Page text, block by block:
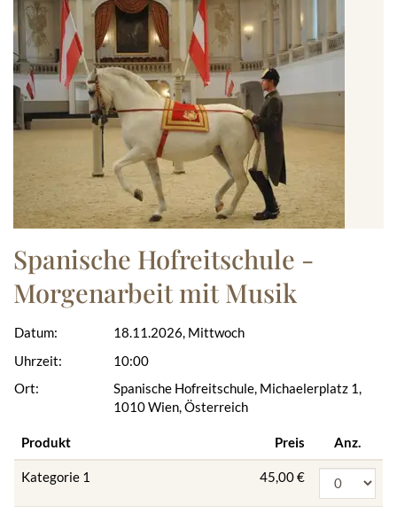
Spanische Hofreitschule -
Morgenarbeit mit Musik
Datum:
Uhrzeit:
Ort:
18.11.2026, Mittwoch
10:00
Spanische Hofreitschule, Michaelerplatz 1,
1010 Wien, Österreich
Produkt Preis Anz.
Kategorie 1 45,00 €